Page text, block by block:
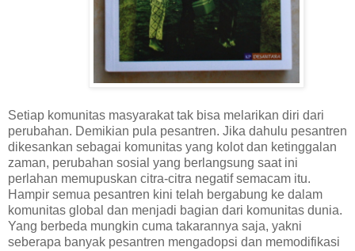
Setiap komunitas masyarakat tak bisa melarikan diri dari
perubahan. Demikian pula pesantren. Jika dahulu pesantren
dikesankan sebagai komunitas yang kolot dan ketinggalan
zaman, perubahan sosial yang berlangsung saat ini
perlahan memupuskan citra-citra negatif semacam itu.
Hampir semua pesantren kini telah bergabung ke dalam
komunitas global dan menjadi bagian dari komunitas dunia.
Yang berbeda mungkin cuma takarannya saja, yakni
seberapa banyak pesantren mengadopsi dan memodifikasi